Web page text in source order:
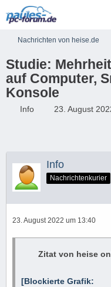
Nachrichten von heise.de
Studie:
auf Computer,
Konsole
Info 23. August
Info
Nachrichtenkurier
23. August 2022 um 13:40
Zitat von heise
[Blockierte Grafik: